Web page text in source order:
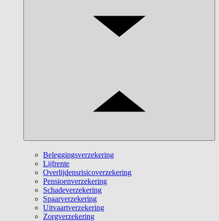
Beleggingsverzekering
Lijfrente
Overlijdensrisicoverzekering
Pensioenverzekering
Schadeverzekering
Spaarverzekering
Uitvaartverzekering
Zorgverzekering